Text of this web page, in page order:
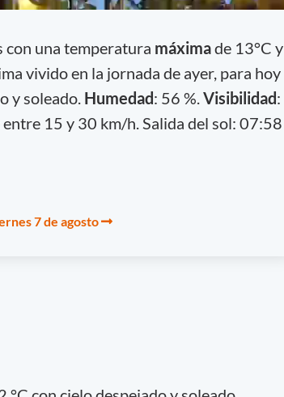
con una temperatura máximade 13°C y
vivido en la jornada de ayer, para hoy
y soleado. Humedad: 56 %. Visibilidad:
entre 15 y 30 km/h. Salida del sol: 07:58
7 de agosto